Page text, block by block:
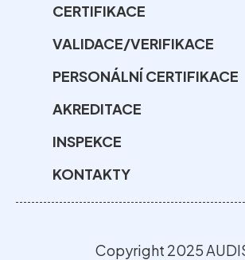
CERTIFIKACE
VALIDACE/VERIFIKACE
PERSONÁLNÍ CERTIFIKACE
AKREDITACE
INSPEKCE
KONTAKTY
Copyright 2025